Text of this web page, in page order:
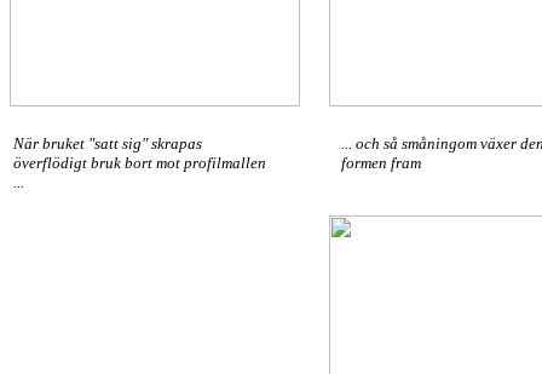
När bruket "satt sig" skrapas
överflödigt bruk bort mot profilmallen
...
... och så småningom växer
formen fram